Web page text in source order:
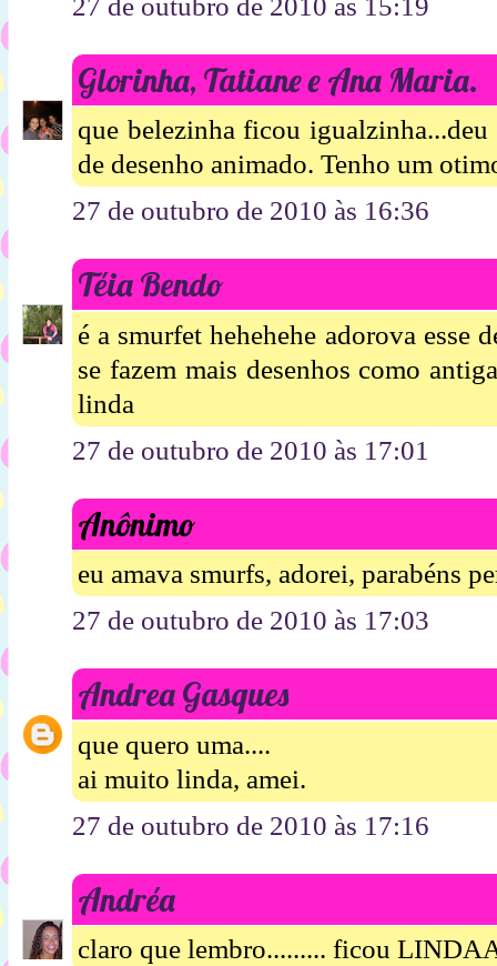
Glorinha, Tatiane e Ana Maria.
que belezinha ficou
de desenho animado. Tenho um
27 de outubro de 2010 às 16:36
Téia Bendo
é a smurfet hehehehe adorova esse
se fazem mais desenhos como
linda
27 de outubro de 2010 às 17:01
Anônimo
eu amava smurfs, adorei, parabéns
27 de outubro de 2010 às 17:03
Andrea Gasques
que quero uma....
ai muito linda, amei.
27 de outubro de 2010 às 17:16
Andréa
claro que lembro......... ficou